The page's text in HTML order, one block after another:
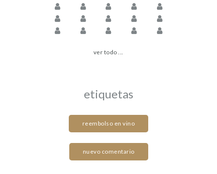
ver todo ...
etiquetas
reembolso en vino
nuevo comentario